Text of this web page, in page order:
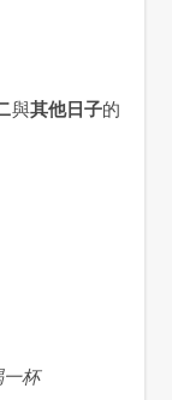
與其他日子的
杯